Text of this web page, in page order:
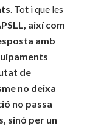
. Tot i que les
així com
amb
de
no deixa
no passa
sinó per un